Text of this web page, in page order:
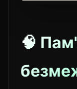
🧠